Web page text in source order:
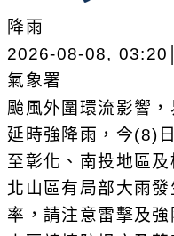
降雨
2026-08-08,
氣象署
颱風外圍環流影響，
延時強降雨，今(8)
至彰化、南投地區及
北山區有局部大雨發
率，請注意雷擊及強
在而變清澈